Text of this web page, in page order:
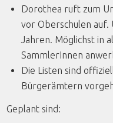
Dorothea ruft zum
vor Oberschulen
Jahren. Möglichst in
SammlerInnen
Die Listen sind
Bürgerämtern
Geplant sind: